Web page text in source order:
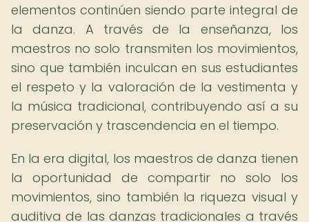
elementos continúen siendo parte integral de
la danza. A través de la enseñanza, los
maestros no solo transmiten los movimientos,
sino que también inculcan en sus estudiantes
el respeto y la valoración de la vestimenta y
la música tradicional, contribuyendo así a su
preservación y trascendencia en el tiempo.
En la era digital, los maestros de danza tienen
la oportunidad de compartir no solo los
movimientos, sino también la riqueza visual y
auditiva de las danzas tradicionales a través